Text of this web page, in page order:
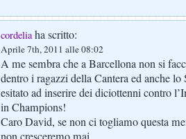
cordeliaha scritto:
Aprile 7th, 2011 alle 08:02
A me sembra che a Barcellona non si
dentro i ragazzi della Cantera ed anche
esitato ad inserire dei diciottenni contro
in Champions!
Caro David, se non ci togliamo questa